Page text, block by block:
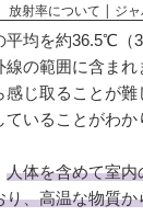
放射率について | ジ
平均を約36.5℃（
線の範囲に含ま
感じ取ることが難
いることがわか
人体を含めて室
り、高温な物質